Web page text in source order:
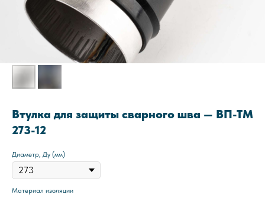
Втулка для защиты сварного шва — ВП-ТМ
273-12
Диаметр, Ду (мм)
Материал изоляции